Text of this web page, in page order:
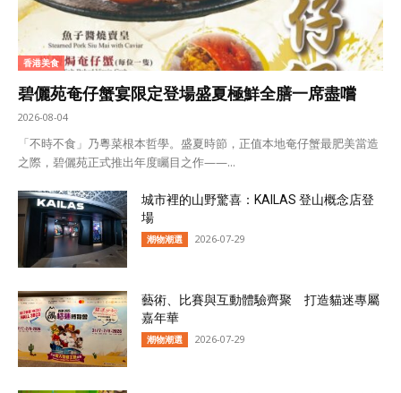
香港美食
碧儷苑奄仔蟹宴限定登場盛夏極鮮全膳一席盡嚐
2026-08-04
「不時不食」乃粵菜根本哲學。盛夏時節，正值本地奄仔蟹最肥美當造
之際，碧儷苑正式推出年度矚目之作——...
城市裡的山野驚喜：KAILAS 登山概念店登
場
潮物潮選 2026-07-29
藝術、比賽與互動體驗齊聚 打造貓迷專屬
嘉年華
潮物潮選 2026-07-29